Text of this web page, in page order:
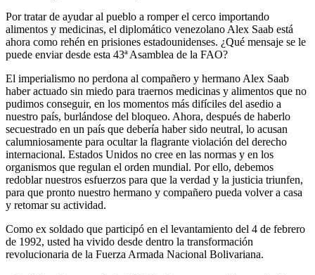
Por tratar de ayudar al pueblo a romper el cerco importando
alimentos y medicinas, el diplomático venezolano Alex Saab está
ahora como rehén en prisiones estadounidenses. ¿Qué mensaje se le
puede enviar desde esta 43ª Asamblea de la FAO?
El imperialismo no perdona al compañero y hermano Alex Saab
haber actuado sin miedo para traernos medicinas y alimentos que no
pudimos conseguir, en los momentos más difíciles del asedio a
nuestro país, burlándose del bloqueo. Ahora, después de haberlo
secuestrado en un país que debería haber sido neutral, lo acusan
calumniosamente para ocultar la flagrante violación del derecho
internacional. Estados Unidos no cree en las normas y en los
organismos que regulan el orden mundial. Por ello, debemos
redoblar nuestros esfuerzos para que la verdad y la justicia triunfen,
para que pronto nuestro hermano y compañero pueda volver a casa
y retomar su actividad.
Como ex soldado que participó en el levantamiento del 4 de febrero
de 1992, usted ha vivido desde dentro la transformación
revolucionaria de la Fuerza Armada Nacional Bolivariana.